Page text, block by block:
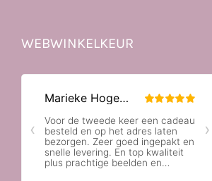
WEBWINKELKEUR